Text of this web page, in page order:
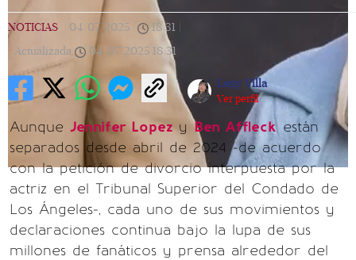
NOTICIAS 04/07/2025 18:31
Actualizada
04/07/2025 18:31
Lexy Villa
Ver perfil
Aunque Jennifer LopezyBen Affleckestán
separados desde abril de 2024 -de acuerdo
con la petición de divorcio interpuesta por la
actriz en el Tribunal Superior del Condado de
Los Ángeles-, cada uno de sus movimientos y
declaraciones continua bajo la lupa de sus
millones de fanáticos y prensa alrededor del